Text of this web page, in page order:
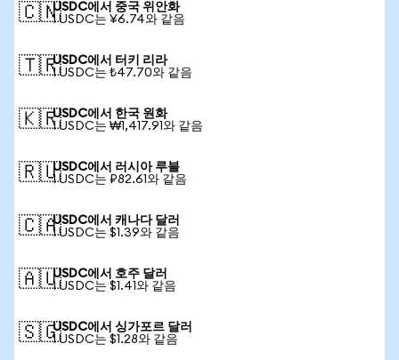
🇨🇳USDC에서 중국 위안화
1 USDC는 ¥6.74와 같음
🇹🇷USDC에서 터키 리라
1 USDC는 ₺47.70와 같음
🇰🇷USDC에서 한국 원화
1 USDC는 ₩1,417.91와 같음
🇷🇺USDC에서 러시아 루블
1 USDC는 ₽82.61와 같음
🇨🇦USDC에서 캐나다 달러
1 USDC는 $1.39와 같음
🇦🇺USDC에서 호주 달러
1 USDC는 $1.41와 같음
🇸🇬USDC에서 싱가포르 달러
1 USDC는 $1.28와 같음